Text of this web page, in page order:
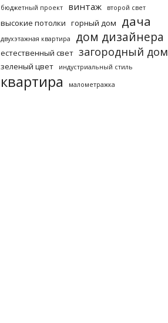
бюджетный проект
винтаж второй свет
высокие потолки горный дом дача
двухэтажная квартира дом дизайнера
естественный свет загородный дом
зеленый цвет индустриальный стиль
квартира малометражка